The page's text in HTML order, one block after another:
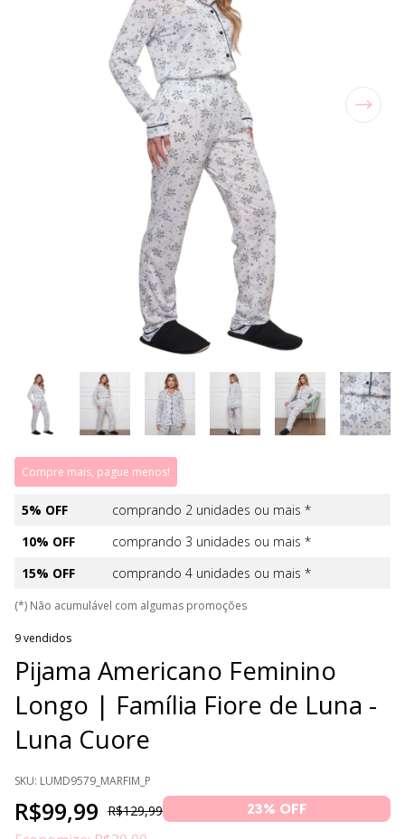
Compre mais, pague menos!
5% OFF
comprando 2 unidades ou mais *
10% OFF
comprando 3 unidades ou mais *
15% OFF
comprando 4 unidades ou mais *
(*) Não acumulável com algumas promoções
9 vendidos
Pijama Americano Feminino
Longo | Família Fiore de Luna -
Luna Cuore
SKU: LUMD9579_MARFIM_P
R$99,99 R$129,99 23% OFF